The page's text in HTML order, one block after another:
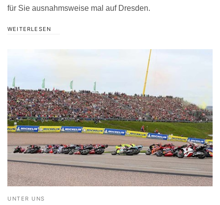
für Sie ausnahmsweise mal auf Dresden.
WEITERLESEN
UNTER UNS